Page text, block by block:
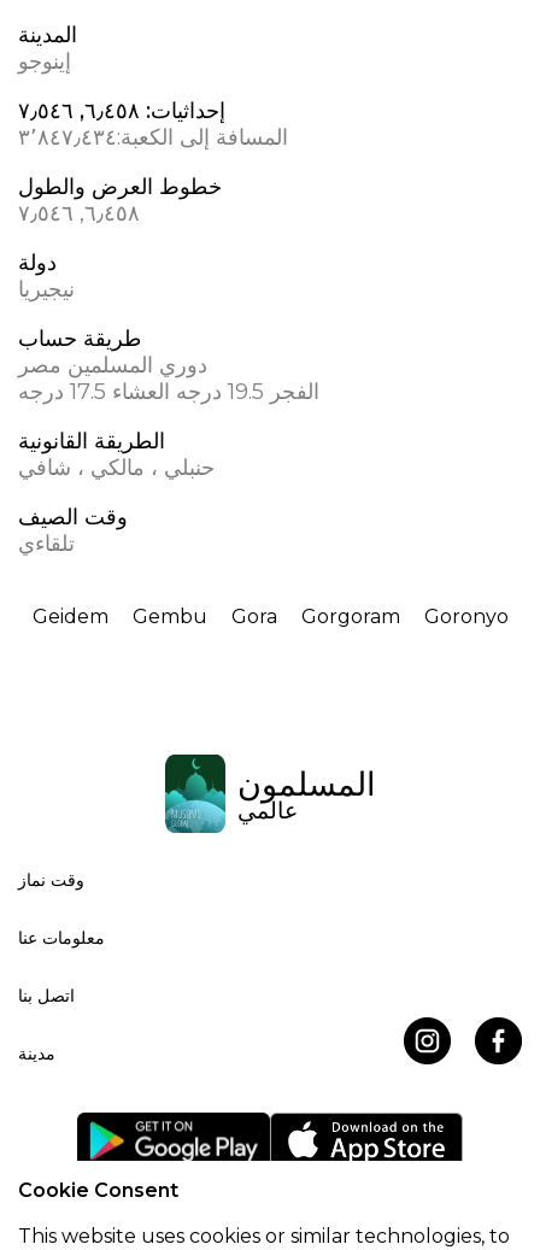
Cookie Consent
This website uses cookies or similar technologies, to
المدينة
إينوجو
إحداثيات: ٦٫٤٥٨, ٧٫٥٤٦
المسافة إلى الكعبة:٣٬٨٤٧٫٤٣٤
خطوط العرض والطول
٦٫٤٥٨, ٧٫٥٤٦
دولة
نيجيريا
طريقة حساب
دوري المسلمين مصر
الفجر 19.5 درجه العشاء 17.5 درجه
الطريقة القانونية
حنبلي ، مالكي ، شافي
وقت الصيف
تلقاءي
Geidem Gembu Gora Gorgoram Goronyo
المسلمون
عالمي
وقت نماز
معلومات عنا
اتصل بنا
مدينة
سياسة خاصة اتفاقية ملفات تعريف الارتباط